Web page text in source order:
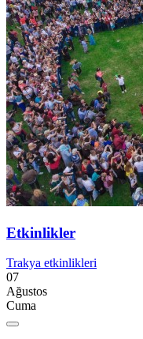
Etkinlikler
Trakya etkinlikleri
07
Ağustos
Cuma